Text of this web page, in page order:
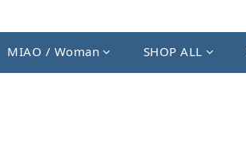
MIAO / Woman SHOP ALL